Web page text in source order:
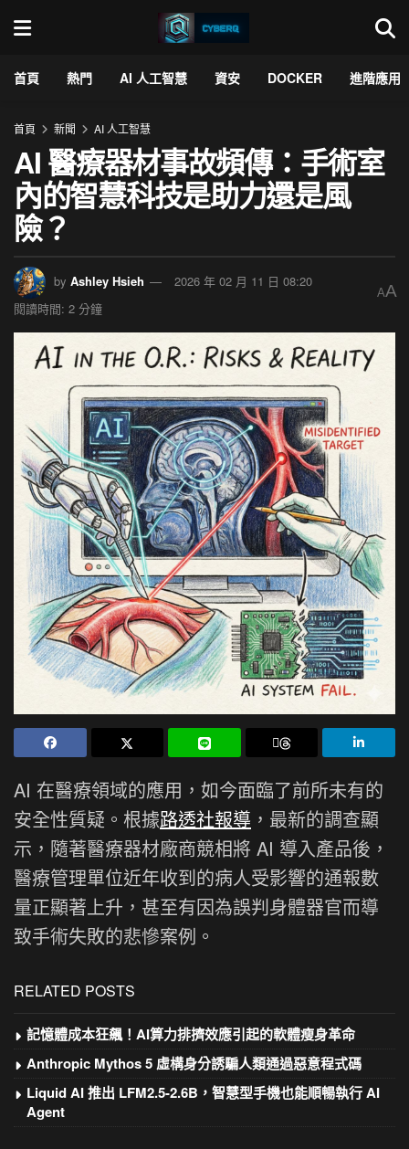
首頁 熱門 AI 人工智慧 資安 DOCKER 進階應用
首頁 新聞 AI 人工智慧
AI 醫療器材事故頻傳：手術室
內的智慧科技是助力還是風
險？
by Ashley Hsieh
2026 年 02 月 11 日 08:20
閱讀時間: 2 分鐘
AA
AI 在醫療領域的應用，如今面臨了前所未有的
安全性質疑。根據路透社報導 ，最新的調查顯
示，隨著醫療器材廠商競相將 AI 導入產品後，
醫療管理單位近年收到的病人受影響的通報數
量正顯著上升，甚至有因為誤判身體器官而導
致手術失敗的悲慘案例。
RELATED POSTS
記憶體成本狂飆！AI算力排擠效應引起的軟體瘦身革命
Anthropic Mythos 5 虛構身分誘騙人類通過惡意程式碼
Liquid AI 推出 LFM2.5-2.6B，智慧型手機也能順暢執行 AI
Agent